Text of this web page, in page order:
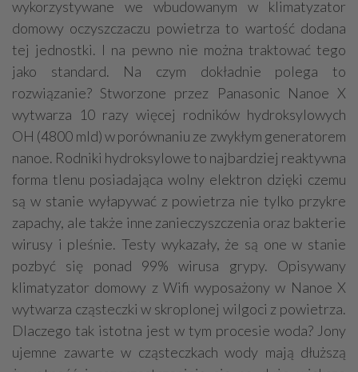
wykorzystywane we wbudowanym w klimatyzator
domowy oczyszczaczu powietrza to wartość dodana
tej jednostki. I na pewno nie można traktować tego
jako standard. Na czym dokładnie polega to
rozwiązanie? Stworzone przez Panasonic Nanoe X
wytwarza 10 razy więcej rodników hydroksylowych
OH (4800 mld) w porównaniu ze zwykłym generatorem
nanoe. Rodniki hydroksylowe to najbardziej reaktywna
forma tlenu posiadająca wolny elektron dzięki czemu
są w stanie wyłapywać z powietrza nie tylko przykre
zapachy, ale także inne zanieczyszczenia oraz bakterie
wirusy i pleśnie. Testy wykazały, że są one w stanie
pozbyć się ponad 99% wirusa grypy. Opisywany
klimatyzator domowy z Wifi wyposażony w Nanoe X
wytwarza cząsteczki w skroplonej wilgoci z powietrza.
Dlaczego tak istotna jest w tym procesie woda? Jony
ujemne zawarte w cząsteczkach wody mają dłuższą